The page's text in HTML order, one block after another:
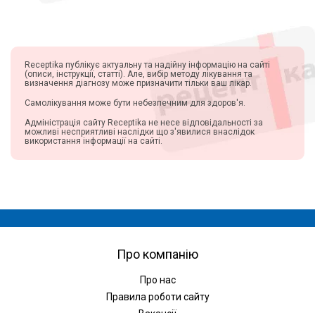
Receptika публікує актуальну та надійну інформацію на сайті
(описи, інструкції, статті). Але, вибір методу лікування та
визначення діагнозу може призначити тільки ваш лікар.
Самолікування може бути небезпечним для здоров'я.
Адміністрація сайту Receptika не несе відповідальності за
можливі несприятливі наслідки що з'явилися внаслідок
використання інформації на сайті.
Про компанію
Про нас
Правила роботи сайту